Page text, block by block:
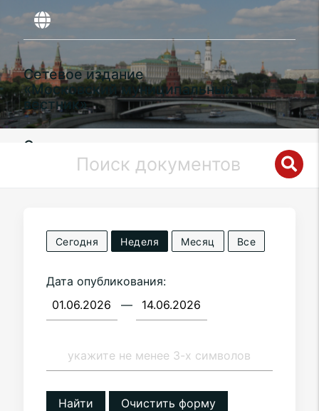
Сетевое издание
«Московский муниципальный
вестник»
Органы местного самоуправления
муниципального округа
Бескудниковскийв городе Москве
Сегодня Неделя Месяц Все
Дата опубликования:
—
Найти Очистить форму